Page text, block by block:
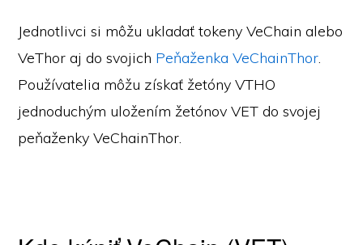
Jednotlivci si môžu ukladať tokeny VeChain alebo
VeThor aj do svojich Peňaženka VeChainThor.
Používatelia môžu získať žetóny VTHO
jednoduchým uložením žetónov VET do svojej
peňaženky VeChainThor.